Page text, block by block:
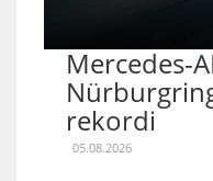
Mercedes-
rekordi
05.08.2026